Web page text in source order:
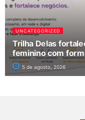
UNCATEGORIZED
Trilha Delas
feminino com
5 de agosto, 2026